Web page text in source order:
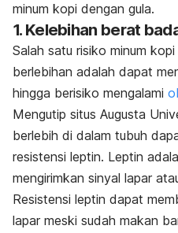
minum kopi dengan gula.
1. Kelebihan berat
Salah satu risiko minum
berlebihan adalah dapat
hingga berisiko mengalami
Mengutip situs Augusta
berlebih di dalam tubuh
resistensi leptin. Leptin
mengirimkan sinyal lapar
Resistensi leptin dapat
lapar meski sudah makan